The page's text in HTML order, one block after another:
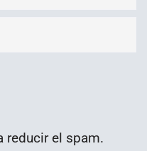
reducir el spam.